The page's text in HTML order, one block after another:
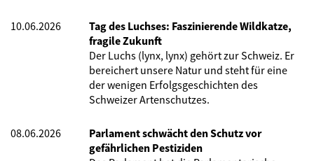
10.06.2026
Tag des Luchses: Faszinierende Wildkatze,
fragile Zukunft
Der Luchs (lynx, lynx) gehört zur Schweiz. Er
bereichert unsere Natur und steht für eine
der wenigen Erfolgsgeschichten des
Schweizer Artenschutzes.
08.06.2026
Parlament schwächt den Schutz vor
gefährlichen Pestiziden